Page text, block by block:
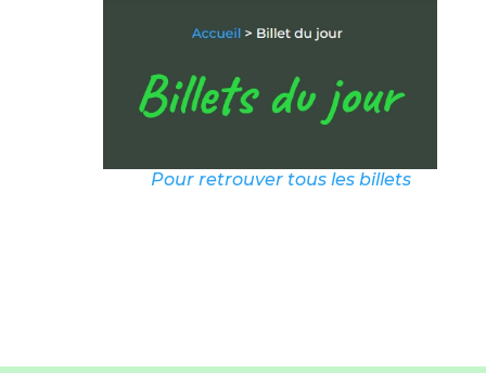
Pour retrouver tous les billets